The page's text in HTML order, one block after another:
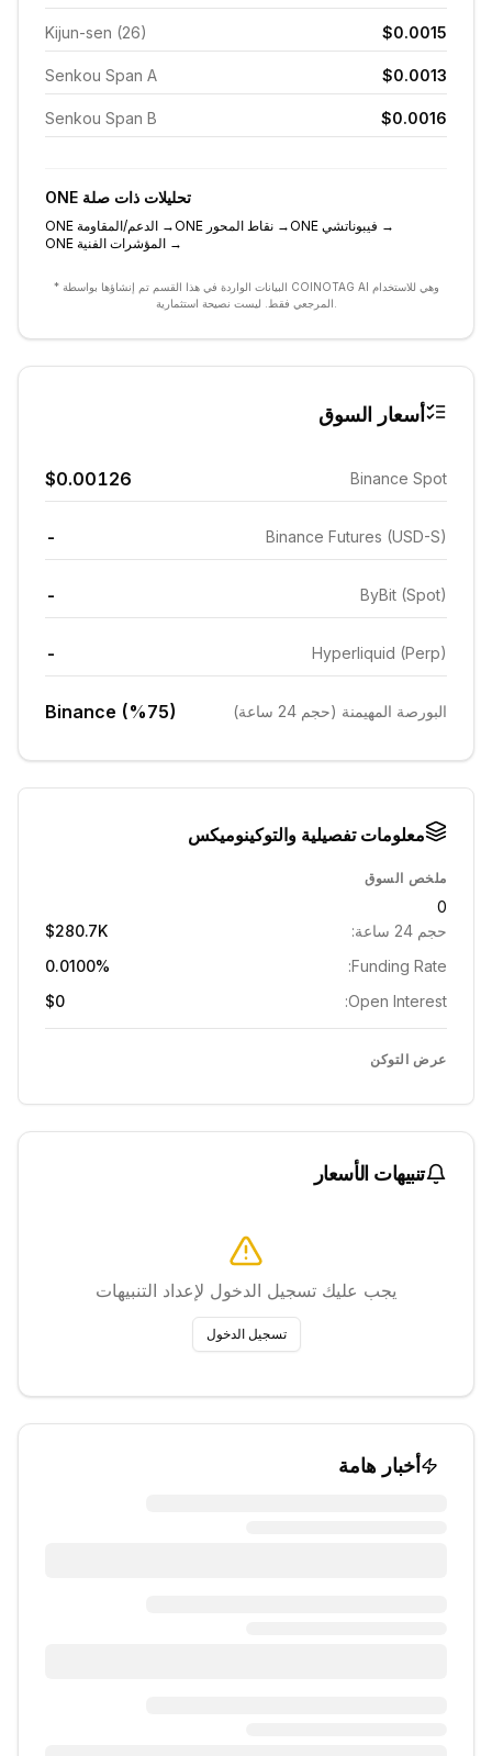
Kijun-sen (26) $0.0015
Senkou Span A $0.0013
Senkou Span B $0.0016
ONE تحليلات ذات صلة
ONE الدعم/المقاومة →ONE نقاط المحور →ONE فيبوناتشي →
ONE المؤشرات الفنية →
* البيانات الواردة في هذا القسم تم إنشاؤها بواسطة COINOTAG AI وهي للاستخدام
أسعار السوق
Binance Spot
$0.00126
Binance Futures (USD-S)
-
ByBit (Spot)
-
Hyperliquid (Perp)
-
البورصة المهيمنة (حجم 24 ساعة) Binance (%75)
معلومات تفصيلية والتوكينوميكس
ملخص السوق
0
حجم 24 ساعة:
$280.7K
Funding Rate:
0.0100%
Open Interest:
$0
عرض التوكن
تنبيهات الأسعار
يجب عليك تسجيل الدخول لإعداد التنبيهات
تسجيل الدخول
أخبار هامة